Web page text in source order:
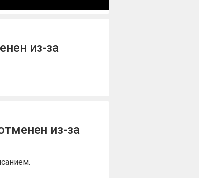
из-за
из-за